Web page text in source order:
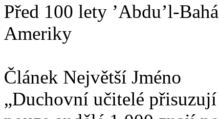
Před 100 lety ’Abdu’l-
Ameriky
Článek Největší Jméno
„Duchovní učitelé